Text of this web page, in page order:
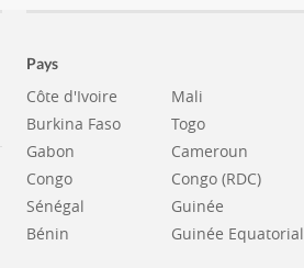
Pays
Côte d'Ivoire
Burkina Faso
Gabon
Congo
Sénégal
Bénin
Mali
Togo
Cameroun
Congo (RDC)
Guinée
Guinée Equatorial